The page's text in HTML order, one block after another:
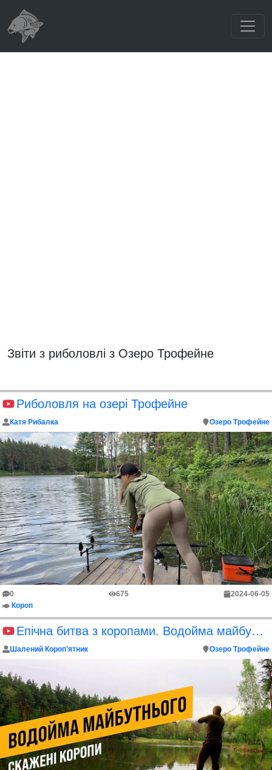
Звіти з риболовлі з Озеро Трофейне
Риболовля на озері Трофейне
Катя Рибалка Озеро Трофейне
0 675
2024-06-05
Короп
Епічна битва з коропами. Водойма майбутнього
Шалений Короп'ятник Озеро Трофейне